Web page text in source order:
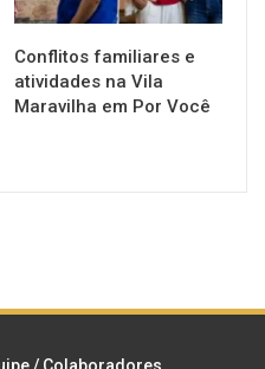
Conflitos familiares e
atividades na Vila
Maravilha em Por Você